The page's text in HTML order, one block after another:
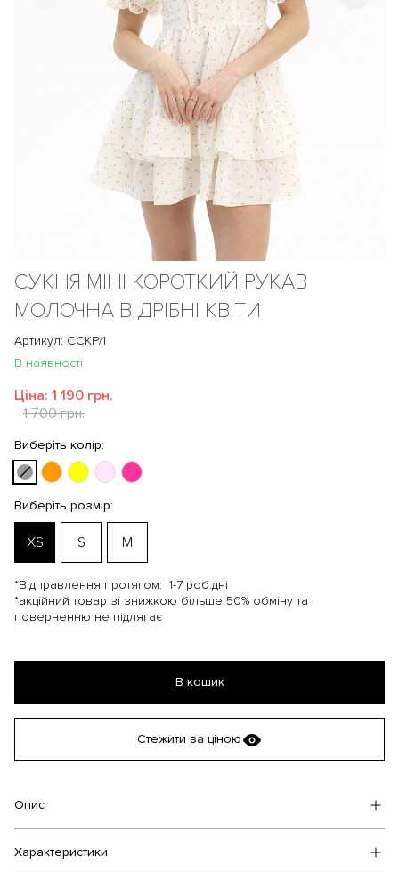
СУКНЯ МІНІ КОРОТКИЙ РУКАВ
МОЛОЧНА В ДРІБНІ КВІТИ
Артикул: ССКР/1
В наявності
Ціна: 1 190 грн.
1 700 грн.
Виберіть колір:
Виберіть розмір:
XS S M
*Відправлення протягом: 1-7 роб.дні
*акційний товар зі знижкою більше 50% обміну та
поверненню не підлягає
В кошик
Стежити за ціною
Опис
Характеристики